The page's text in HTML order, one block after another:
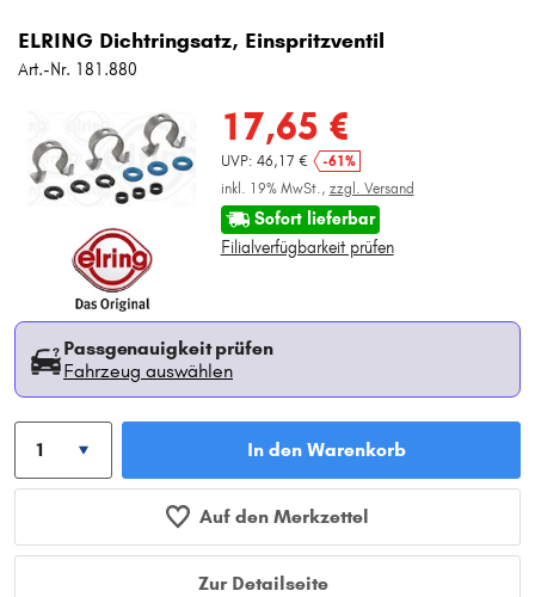
ELRING Dichtringsatz, Einspritzventil
Art.-Nr. 181.880
17,65 €
UVP: 46,17 €
-61%
inkl. 19% MwSt., zzgl. Versand
Sofort lieferbar
Filialverfügbarkeit prüfen
Passgenauigkeit prüfen
Fahrzeug auswählen
In den Warenkorb
Auf den Merkzettel
Zur Detailseite